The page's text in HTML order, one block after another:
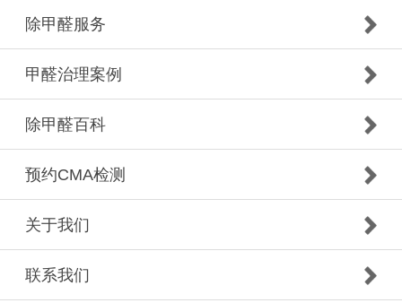
除甲醛服务
甲醛治理案例
除甲醛百科
预约CMA检测
关于我们
联系我们